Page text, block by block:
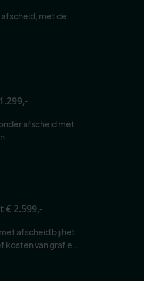
met de
afscheid met
€ 2.599,-
afscheid bij het
kosten van graf en